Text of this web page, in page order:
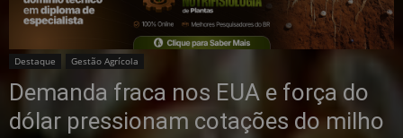
Destaque Gestão Agrícola
Demanda fraca nos EUA e força do
dólar pressionam cotações do milho